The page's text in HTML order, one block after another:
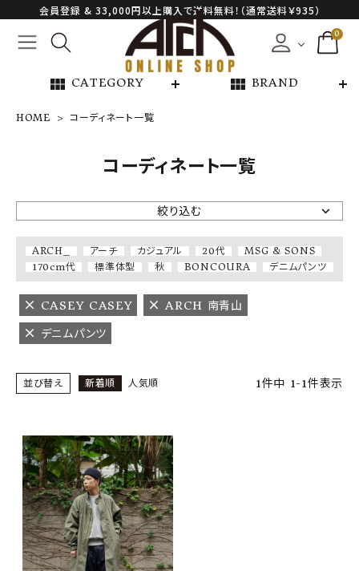
会員登録 & 33,000円以上購入で送料無料！（通常送料￥935）
0
view_module CATEGORY view_module BRAND
NEW ARRIVAL
ARCH EXCLUSIVE
BRAND
CATEGORY
CONTENTS
ご利用ガイド
プライバシーポリシー
特定商取引法について
お問い合わせ
OFFICIAL WEB SITE
HOME コーディネート一覧
コーディネート一覧
絞り込む
ARCH_ アーチ カジュアル 20代
MSG & SONS
170cm代
標準体型 秋 BONCOURA デニムパンツ
CASEY CASEY
ARCH 南青山
デニムパンツ
並び替え 新着順 人気順 1件中 1-1件表示